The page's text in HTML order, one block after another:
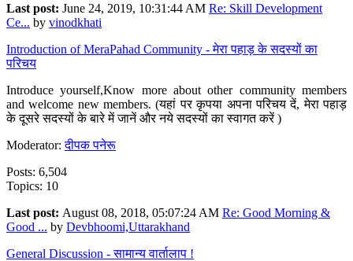
Last post: June 24, 2019, 10:31:44 AM Re: Skill Development
Ce... by vinodkhati
Introduction of MeraPahad Community - मेरा पहाड़ के सदस्यों का
परिचय
Introduce yourself,Know more about other community members
and welcome new members. (यहां पर कृपया अपना परिचय दें, मेरा पहाड़
के दूसरे सदस्यों के बारे में जानें और नये सदस्यों का स्वागत करें )
Moderator:दीपक पनेरू
Posts: 6,504
Topics: 10
Last post: August 08, 2018, 05:07:24 AM Re: Good Morning &
Good ... by Devbhoomi,Uttarakhand
General Discussion - सामान्य वार्तालाप !